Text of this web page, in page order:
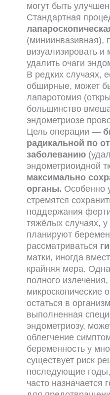
могут быть
Стандартная
(миниинвазивная),
визуализировать
удалить очаги
В редких случаях,
обширные, может
лапаротомия
большинство
эндометриозе
Цель операции —
радикальной по
заболеванию
эндометриоидной
максимально
органы. Особенно
стремятся
поддержания
тяжёлых случаях,
планируют
рассматриваться
матки, иногда
крайняя мера.
полного излечения,
микроскопические
остаться в
выполненная
эндометриозу,
облегчение
беременность у
существует риск
последующие
часто назначается